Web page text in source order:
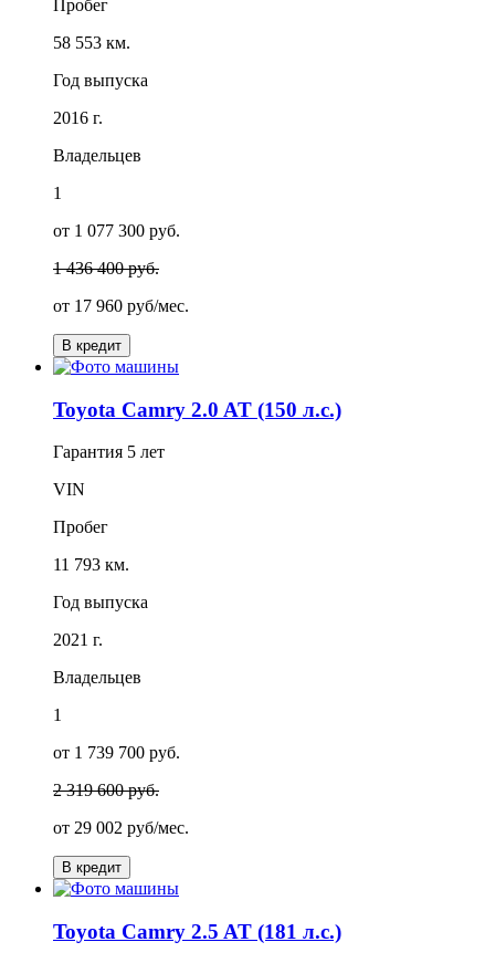
Пробег
58 553 км.
Год выпуска
2016 г.
Владельцев
1
от 1 077 300 руб.
1 436 400 руб.
от 17 960 руб/мес.
В кредит
Toyota Camry 2.0 AT (150 л.с.)
Гарантия 5 лет
VIN
Пробег
11 793 км.
Год выпуска
2021 г.
Владельцев
1
от 1 739 700 руб.
2 319 600 руб.
от 29 002 руб/мес.
В кредит
Toyota Camry 2.5 AT (181 л.с.)